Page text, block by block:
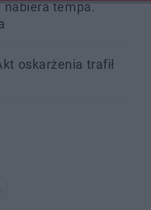
nabiera tempa.
oskarżenia trafił